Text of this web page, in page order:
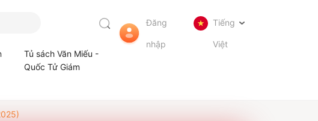
Tủ sách Văn Miếu -
Quốc Tử Giám
Đăng
nhập
Tiếng
Việt